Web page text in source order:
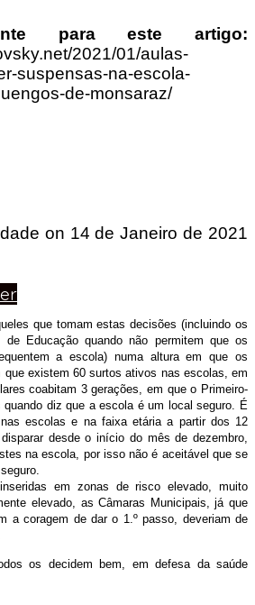
para este artigo:
2021/01/aulas-
suspensas-na-escola-
de-monsaraz/
on 14 de Janeiro de 2021
que tomam estas decisões (incluindo os
de Educação quando não permitem que os
a escola) numa altura em que os
que existem 60 surtos ativos nas escolas, em
coabitam 3 gerações, em que o Primeiro-
quando diz que a escola é um local seguro. É
escolas e na faixa etária a partir dos 12
desde o início do mês de dezembro,
na escola, por isso não é aceitável que se
em zonas de risco elevado, muito
elevado, as Câmaras Municipais, já que
a coragem de dar o 1.º passo, deveriam de
os decidem bem, em defesa da saúde